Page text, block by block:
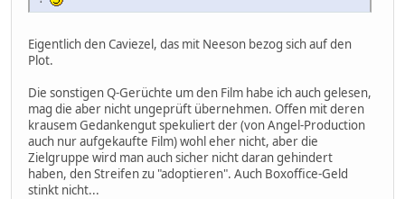
Eigentlich den Caviezel, das mit Neeson bezog sich auf den
Plot.
Die sonstigen Q-Gerüchte um den Film habe ich auch gelesen,
mag die aber nicht ungeprüft übernehmen. Offen mit deren
krausem Gedankengut spekuliert der (von Angel-Production
auch nur aufgekaufte Film) wohl eher nicht, aber die
Zielgruppe wird man auch sicher nicht daran gehindert
haben, den Streifen zu "adoptieren". Auch Boxoffice-Geld
stinkt nicht...